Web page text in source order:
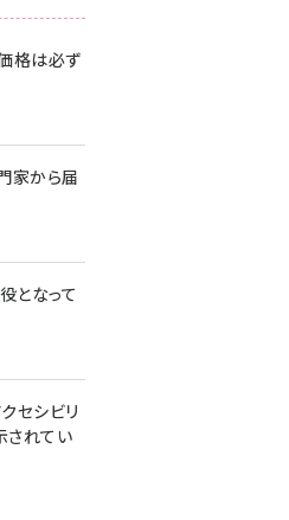
格は必ず
家から届
となって
セシビリ
されてい